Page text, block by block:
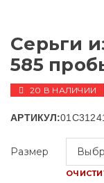
Серьги
585
20 В НАЛИЧИИ
АРТИКУЛ:
Размер